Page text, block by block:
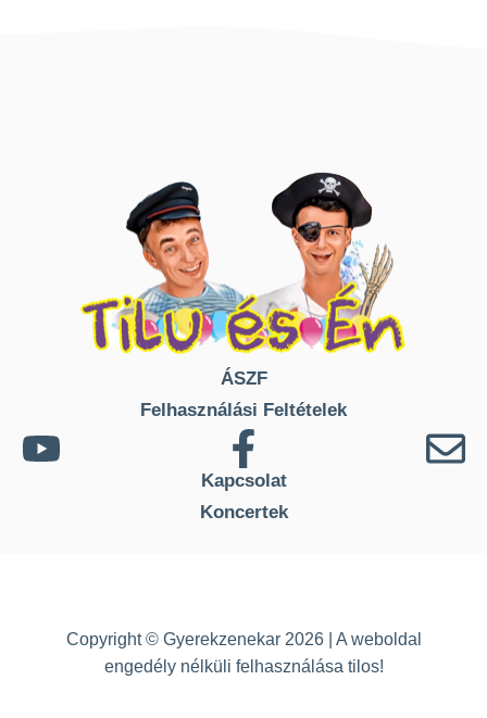
ÁSZF
Felhasználási Feltételek
Kapcsolat
Koncertek
Copyright © Gyerekzenekar 2026 | A weboldal
engedély nélküli felhasználása tilos!